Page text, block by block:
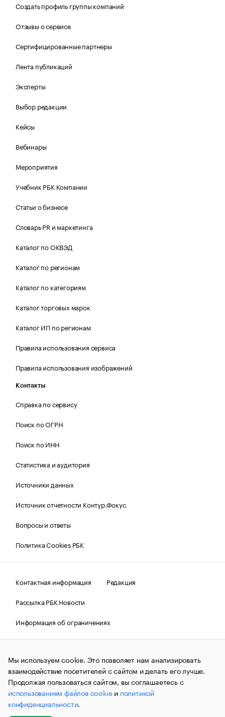
Создать профиль группы компаний
Отзывы о сервисе
Сертифицированные партнеры
Лента публикаций
Эксперты
Выбор редакции
Кейсы
Вебинары
Мероприятия
Учебник РБК Компании
Статьи о бизнесе
Словарь PR и маркетинга
Каталог по ОКВЭД
Каталог по регионам
Каталог по категориям
Каталог торговых марок
Каталог ИП по регионам
Правила использования сервиса
Правила использования изображений
Контакты
Справка по сервису
Поиск по ОГРН
Поиск по ИНН
Статистика и аудитория
Источники данных
Источник отчетности Контур.Фокус
Вопросы и ответы
Политика Cookies РБК
Контактная информация
Редакция
Рассылка РБК Новости
Информация об ограничениях
Правовая информация
О соблюдении авторских прав
© АО «РОСБИЗНЕСКОНСАЛТИНГ»,1995–2026.Сообщения
и материалы информационного агентства «РБК»
(зарегистрировано Федеральной службой по надзору в сфере
связи, информационных технологий и массовых
коммуникаций (Роскомнадзор) 09.12.2015 за номером ИА
№ФС77-63848) сопровождаются пометкой «РБК». Отдельные
публикации могут содержать информацию,
Мы используем cookie. Это позволяет нам анализировать
взаимодействие посетителей с сайтом и делать его лучше.
Продолжая пользоваться сайтом, вы соглашаетесь с
использованием файлов cookieи политикой
конфиденциальности.